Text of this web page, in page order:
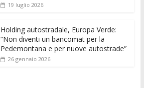
19 luglio 2026
Holding autostradale, Europa Verde:
“Non diventi un bancomat per la
Pedemontana e per nuove autostrade”
26 gennaio 2026